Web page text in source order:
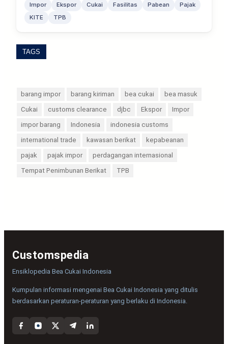
Impor Ekspor Cukai Fasilitas Pabean
Pajak
KITE
TPB
TAGS
barang impor barang kiriman bea cukai
bea masuk
Cukai
customs clearance djbc Ekspor
Impor
impor barang
Indonesia
indonesia customs
international trade
kawasan berikat
kepabeanan
pajak
pajak impor
perdagangan internasional
Tempat Penimbunan Berikat
TPB
Customspedia
Ensiklopedia Bea Cukai Indonesia
Kumpulan informasi mengenai Bea Cukai Indonesia yang ditulis
berdasarkan peraturan-peraturan yang berlaku di Indonesia.